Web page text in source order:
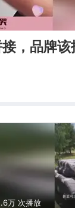
，品牌该
万 次播放